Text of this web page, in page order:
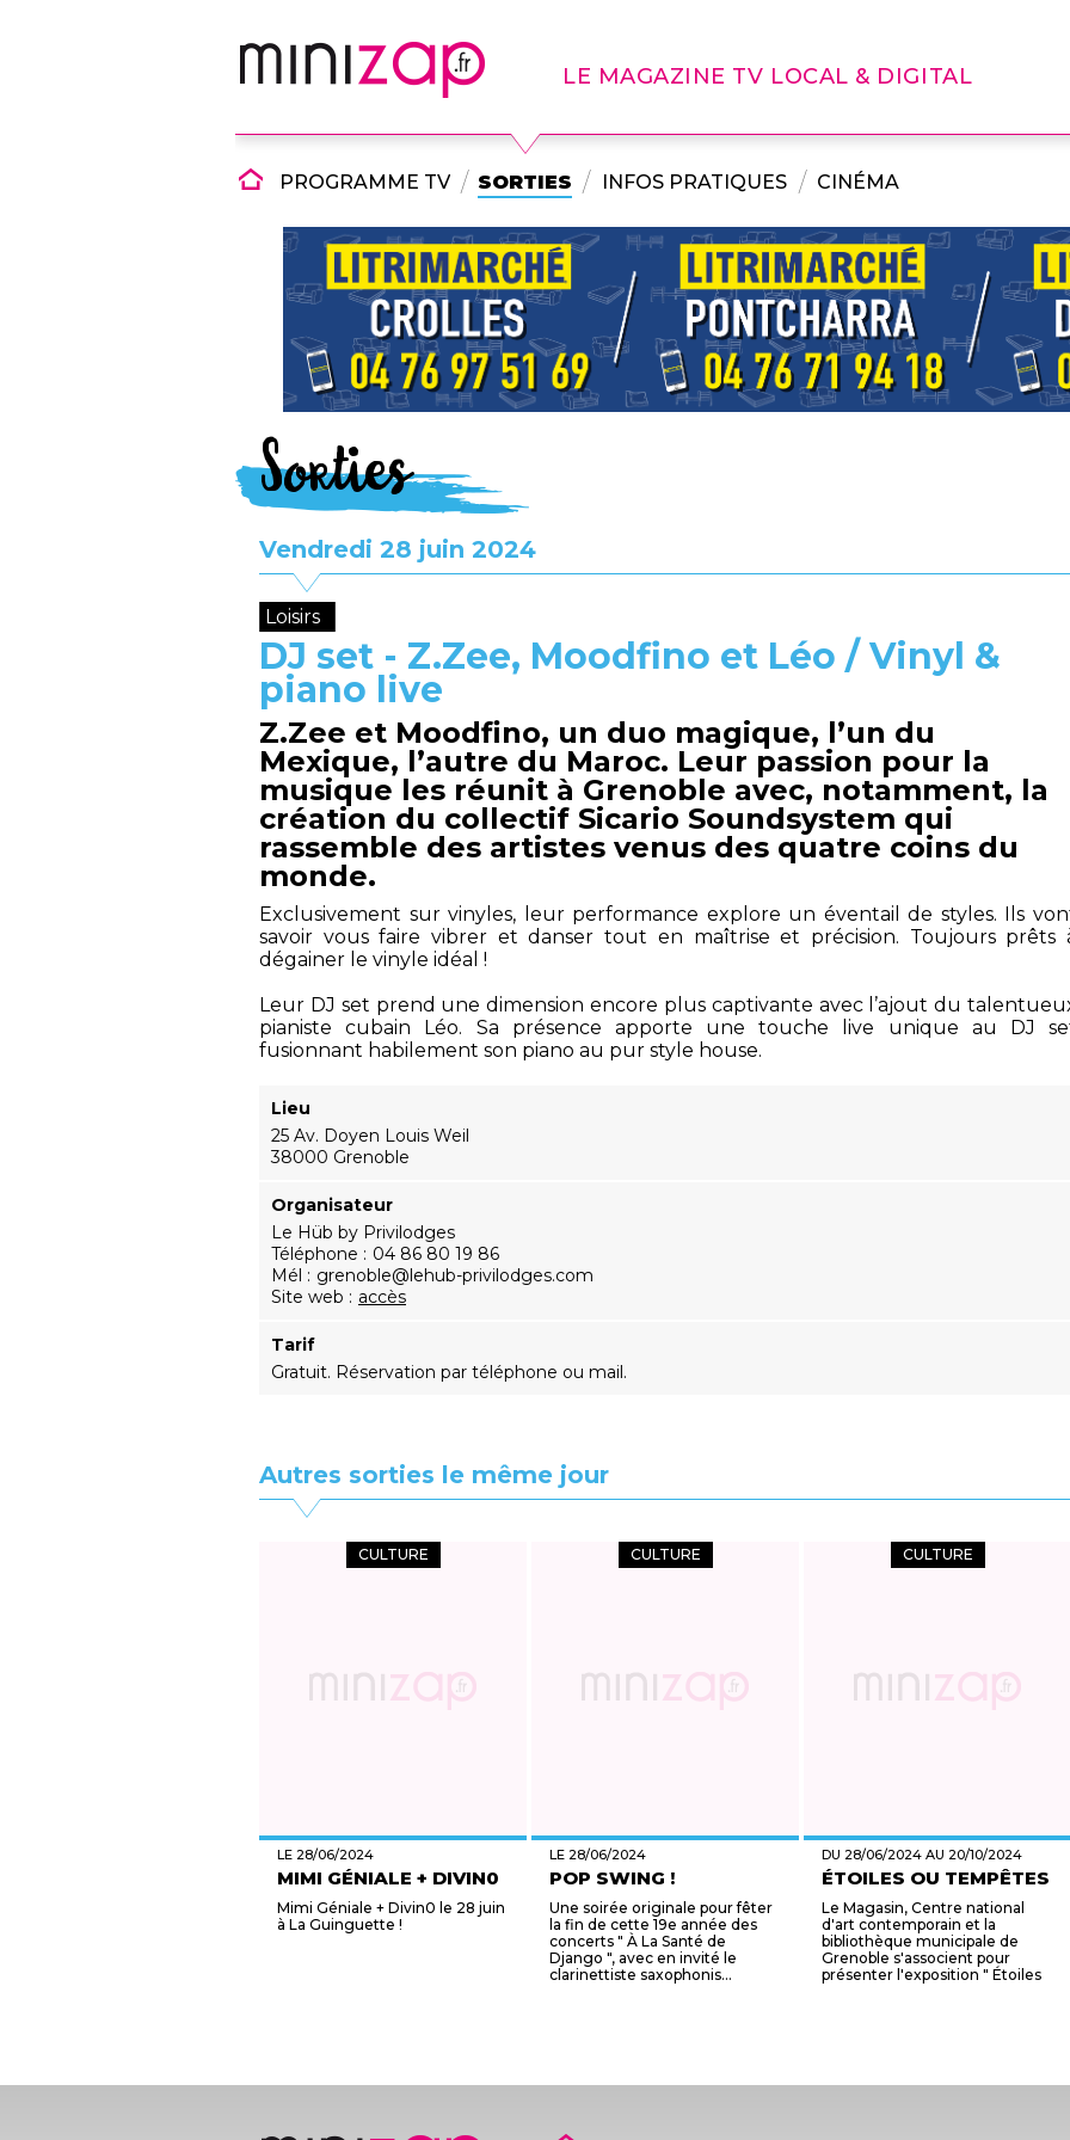
LE MAGAZINE TV LOCAL & DIGITAL
PROGRAMME TV SORTIES INFOS PRATIQUES CINÉMA
Sorties
Vendredi 28 juin 2024
Loisirs
DJ set - Z.Zee, Moodfino et Léo / Vinyl &
piano live
Z.Zee et Moodfino, un duo magique, l’un du
Mexique, l’autre du Maroc. Leur passion pour la
musique les réunit à Grenoble avec, notamment, la
création du collectif Sicario Soundsystem qui
rassemble des artistes venus des quatre coins du
monde.
Exclusivement sur vinyles, leur performance explore un éventail de styles. Ils
savoir vous faire vibrer et danser tout en maîtrise et précision. Toujours prêts
dégainer le vinyle idéal !
Leur DJ set prend une dimension encore plus captivante avec l’ajout du
pianiste cubain Léo. Sa présence apporte une touche live unique au DJ
fusionnant habilement son piano au pur style house.
Lieu
25 Av. Doyen Louis Weil
38000 Grenoble
Organisateur
Le Hüb by Privilodges
Téléphone
04 86 80 19 86
Mél
grenoble@lehub-privilodges.com
Site web
accès
Tarif
Gratuit. Réservation par téléphone ou mail.
Autres sorties le même jour
CULTURE
LE 28/06/2024
MIMI GÉNIALE + DIVIN0
Mimi Géniale + Divin0 le 28 juin
à La Guinguette !
CULTURE
LE 28/06/2024
POP SWING !
Une soirée originale pour fêter
la fin de cette 19e année des
concerts " À La Santé de
Django ", avec en invité le
clarinettiste saxophonis...
CULTURE
DU 28/06/2024 AU 20/10/2024
ÉTOILES OU TEMPÊTES
Le Magasin, Centre national
d'art contemporain et la
bibliothèque municipale de
Grenoble s'associent pour
présenter l'exposition " Étoiles